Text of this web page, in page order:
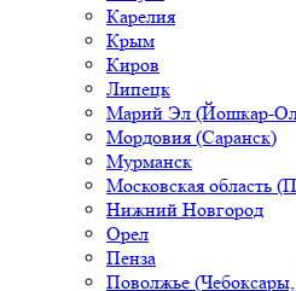
Карелия
Крым
Киров
Липецк
Марий Эл (Йошкар-
Мордовия (Саранск)
Мурманск
Московская область
Нижний Новгород
Орел
Пенза
Поволжье